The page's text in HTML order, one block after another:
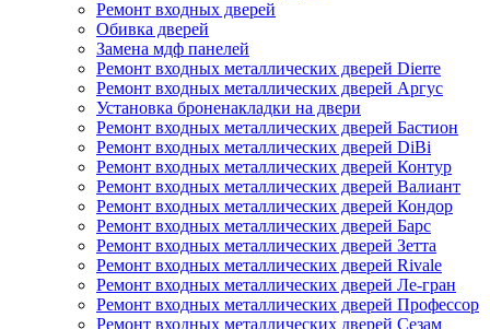
Ремонт входных дверей
Обивка дверей
Замена мдф панелей
Ремонт входных металлических дверей Dierre
Ремонт входных металлических дверей Аргус
Установка броненакладки на двери
Ремонт входных металлических дверей Бастион
Ремонт входных металлических дверей DiBi
Ремонт входных металлических дверей Контур
Ремонт входных металлических дверей Валиант
Ремонт входных металлических дверей Кондор
Ремонт входных металлических дверей Барс
Ремонт входных металлических дверей Зетта
Ремонт входных металлических дверей Rivale
Ремонт входных металлических дверей Ле-гран
Ремонт входных металлических дверей Профессор
Ремонт входных металлических дверей Сезам